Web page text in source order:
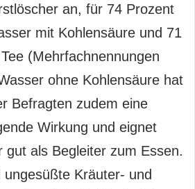
an, für 74 Prozent
mit Kohlensäure und 71
(Mehrfachnennungen
ohne Kohlensäure hat
Befragten zudem eine
Wirkung und eignet
gut als Begleiter zum Essen.
ungesüßte Kräuter- und